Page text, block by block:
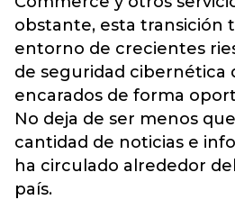
obstante, esta transición
entorno de crecientes
de seguridad cibernética
encarados de forma
No deja de ser menos
cantidad de noticias e
ha circulado alrededor
país.